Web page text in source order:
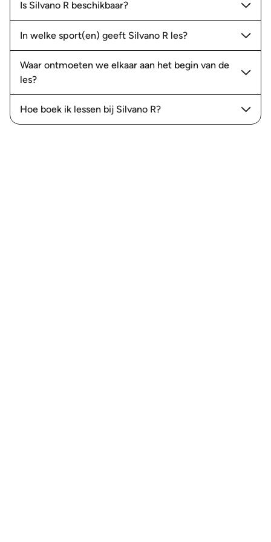
Is Silvano R beschikbaar?
In welke sport(en) geeft Silvano R les?
Waar ontmoeten we elkaar aan het begin van de
les?
Hoe boek ik lessen bij Silvano R?